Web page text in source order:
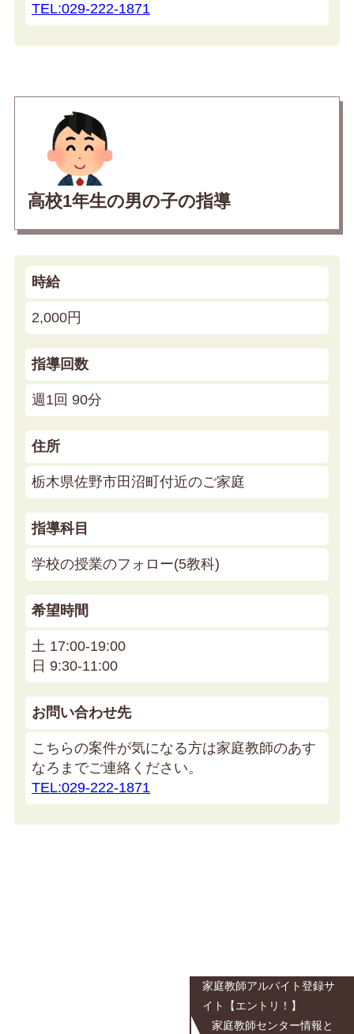
TEL:029-222-1871
高校1年生の男の子の指導
時給
2,000円
指導回数
週1回 90分
住所
栃木県佐野市田沼町付近のご家庭
指導科目
学校の授業のフォロー(5教科)
希望時間
土 17:00-19:00
日 9:30-11:00
お問い合わせ先
こちらの案件が気になる方は家庭教師のあす
なろまでご連絡ください。
TEL:029-222-1871
家庭教師アルバイト登録サ
イト【エントリ！】
家庭教師センター情報と